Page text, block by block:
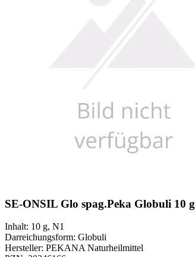
SE-ONSIL Glo spag.Peka Globuli 10 g
Inhalt: 10 g, N1
Darreichungsform: Globuli
Hersteller: PEKANA Naturheilmittel